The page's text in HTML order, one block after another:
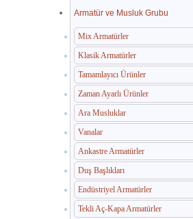
Armatür ve Musluk Grubu
Mix Armatürler
Klasik Armatürler
Tamamlayıcı Ürünler
Zaman Ayarlı Ürünler
Ara Musluklar
Vanalar
Ankastre Armatürler
Duş Başlıkları
Endüstriyel Armatürler
Tekli Aç-Kapa Armatürler